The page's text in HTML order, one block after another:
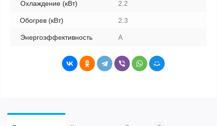
Охлаждение (кВт) 2.2
Обогрев (кВт) 2.3
Энергоэффективность A